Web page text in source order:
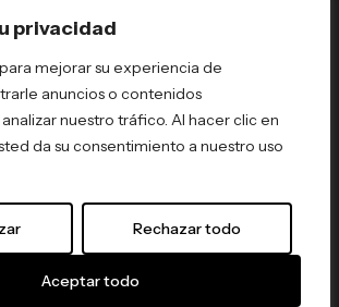
privacidad
mejorar su experiencia de
anuncios o contenidos
nuestro tráfico. Al hacer clic en
da su consentimiento a nuestro uso
Rechazar todo
Aceptar todo
Madrid (Madrid), 28001
© 2026 Skin Pharmacy. Todos los
derechos reservados. By